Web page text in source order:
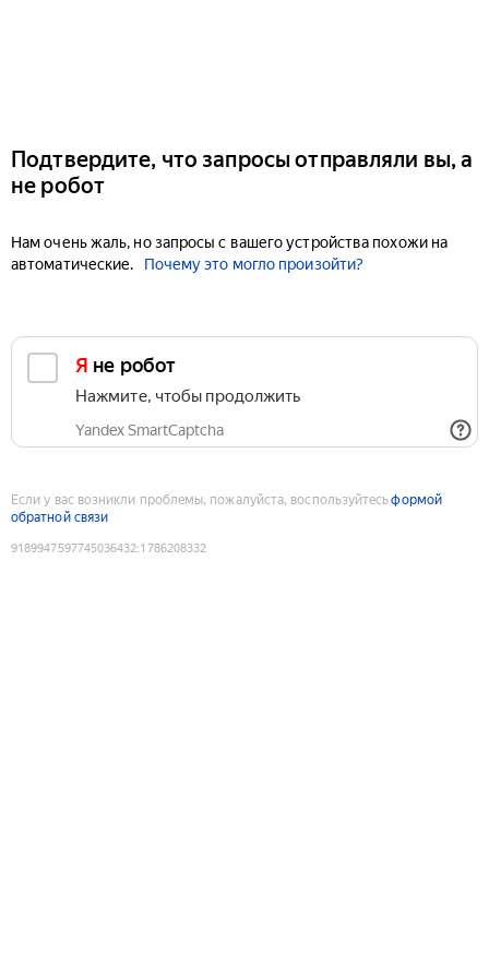
Подтвердите, что запросы отправляли вы, а
не робот
Нам очень жаль, но запросы с вашего устройства похожи на
автоматические.
Почему это могло произойти?
Я не робот
Нажмите, чтобы продолжить
Yandex SmartCaptcha
Если у вас возникли проблемы, пожалуйста, воспользуйтесьформой
обратной связи
9189947597745036432:1786208332